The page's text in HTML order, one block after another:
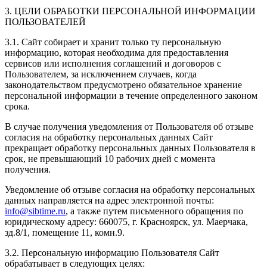
3. ЦЕЛИ ОБРАБОТКИ ПЕРСОНАЛЬНОЙ ИНФОРМАЦИИ
ПОЛЬЗОВАТЕЛЕЙ
3.1. Сайт собирает и хранит только ту персональную
информацию, которая необходима для предоставления
сервисов или исполнения соглашений и договоров с
Пользователем, за исключением случаев, когда
законодательством предусмотрено обязательное хранение
персональной информации в течение определенного законом
срока.
В случае получения уведомления от Пользователя об отзыве
согласия на обработку персональных данных Сайт
прекращает обработку персональных данных Пользователя в
срок, не превышающий 10 рабочих дней с момента
получения.
Уведомление об отзыве согласия на обработку персональных
данных направляется на адрес электронной почты:
info@sibtime.ru, а также путем письменного обращения по
юридическому адресу: 660075, г. Красноярск, ул. Маерчака,
зд.8/1, помещение 11, комн.9.
3.2. Персональную информацию Пользователя Сайт
обрабатывает в следующих целях: